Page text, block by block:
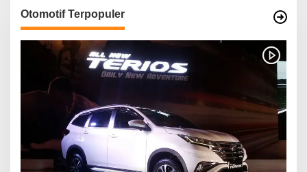
Otomotif Terpopuler